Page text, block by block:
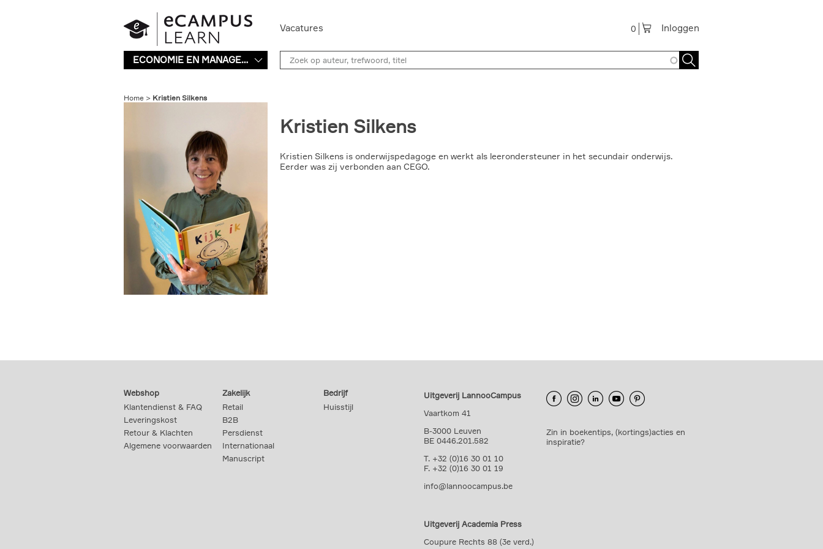
Vacatures Inloggen
0
ECONOMIE EN MANAGEMENT
Home Kristien Silkens
Kristien Silkens
Kristien Silkens is onderwijspedagoge en werkt als leerondersteuner in het secundair onderwijs.
Eerder was zij verbonden aan CEGO.
Webshop
Klantendienst & FAQ
Leveringskost
Retour & Klachten
Algemene voorwaarden
Zakelijk
Retail
B2B
Persdienst
Internationaal
Manuscript
Bedrijf
Huisstijl
Uitgeverij LannooCampus
Vaartkom 41
B-3000 Leuven
BE 0446.201.582
T. +32 (0)16 30 01 10
F. +32 (0)16 30 01 19
info@lannoocampus.be
Uitgeverij Academia Press
Coupure Rechts 88 (3e verd.)
Zin in boekentips, (kortings)acties en
inspiratie?